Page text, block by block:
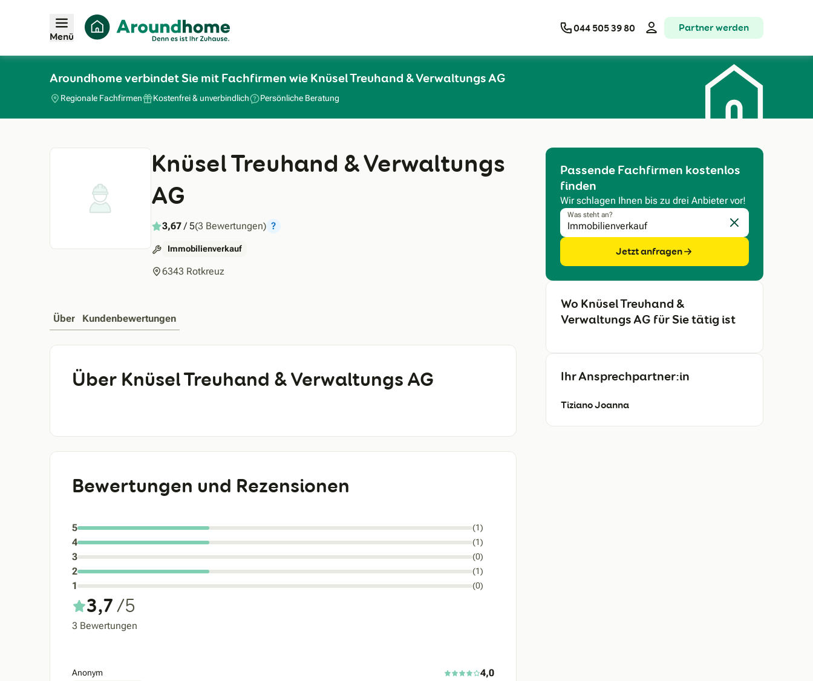
Menü
044 505 39 80 Partner werden
Aroundhome verbindet Sie mit Fachfirmen wie Knüsel Treuhand & Verwaltungs AG
Regionale Fachfirmen Kostenfrei & unverbindlich Persönliche Beratung
Knüsel Treuhand & Verwaltungs
AG
3,67/ 5(3 Bewertungen) ?
Immobilienverkauf
6343 Rotkreuz
Über Kundenbewertungen
Über Knüsel Treuhand & Verwaltungs AG
Bewertungen und Rezensionen
5 (1)
4 (1)
3 (0)
2 (1)
1 (0)
3,7/5
3 Bewertungen
Anonym 4,0
Passende Fachfirmen kostenlos
finden
Wir schlagen Ihnen bis zu drei Anbieter vor!
Was steht an?
Eingabe löschen
Jetzt anfragen
Wo Knüsel Treuhand &
Verwaltungs AG für Sie tätig ist
Ihr Ansprechpartner:in
Tiziano Joanna